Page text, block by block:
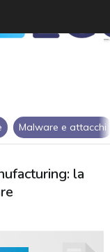
Malware e attacchi
la